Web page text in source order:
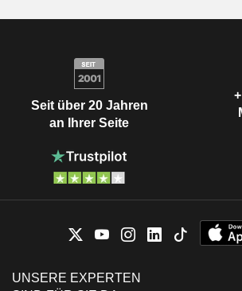
Seit über 20 Jahren
an Ihrer Seite
UNSERE EXPERTEN